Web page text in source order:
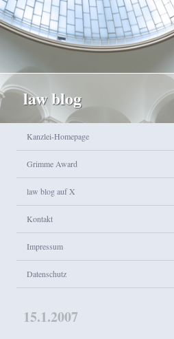
law blog
Zum Inhalt wechseln
Zum sekundären Inhalt wechseln
Kanzlei-Homepage
Grimme Award
law blog auf X
Kontakt
Impressum
Datenschutz
15.1.2007